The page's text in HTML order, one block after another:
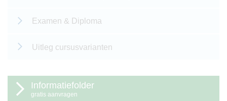
Examen & Diploma
Uitleg cursusvarianten
Informatiefolder
gratis aanvragen